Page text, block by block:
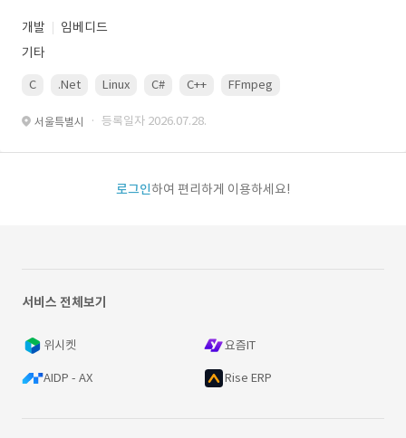
개발
임베디드
기타
C .Net Linux C# C++ FFmpeg
서울특별시 · 등록일자 2026.07.28.
로그인하여 편리하게 이용하세요!
서비스 전체보기
위시켓 요즘IT
AIDP - AX Rise ERP